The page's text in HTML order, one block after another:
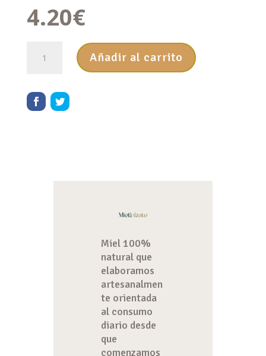
4.20€
250
Añadir al carrito
Miel 100%
natural que
elaboramos
artesanalmen
te orientada
al consumo
diario desde
que
comenzamos